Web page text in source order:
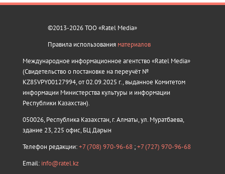
©2013-2026 ТОО «Ratel Media»
Правила использования материалов
Международное информационное агентство «Ratel Media»
(Свидетельство о постановке на переучёт №
KZ85VPY00127994, от 02.09.2025 г., выданное Комитетом
информации Министерства культуры и информации
Республики Казахстан).
050026, Республика Казахстан, г. Алматы, ул. Муратбаева,
здание 23, 225 офис, БЦ Дарын
Телефон редакции:+7 (708) 970-96-68 ;+7 (727) 970-96-68
Email: info@ratel.kz